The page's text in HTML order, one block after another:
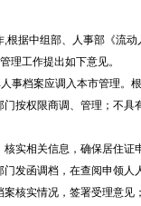
根据中组部、人事部《流动
理工作提出如下意见。
事档案应调入本市管理。
按权限商调、管理；不具
实相关信息，确保居住证
发函调档，在查阅申领人
核实情况，签署受理意见